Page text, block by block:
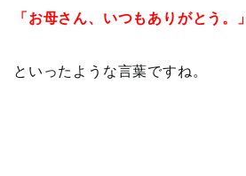
「お母さん、いつもありがとう。」
といったような言葉ですね。